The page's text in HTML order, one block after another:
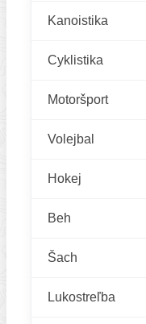
Kanoistika
Cyklistika
Motoršport
Volejbal
Hokej
Beh
Šach
Lukostreľba